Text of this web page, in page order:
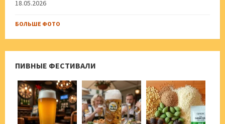
18.05.2026
БОЛЬШЕ ФОТО
ПИВНЫЕ ФЕСТИВАЛИ